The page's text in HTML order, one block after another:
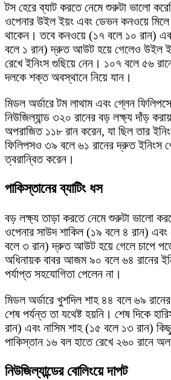
টস হেরে ব্যাট করতে নেমে শুরুটা ভালো
ওপেনার উইল ইয়ং এবং ডেভন কনওয়ে
থাকেন। তবে কনওয়ে (১৭ বলে ১০ রান)
বলে ১ রান) দ্রুত আউট হয়ে গেলেও উইল
রেখে ইনিংস গুছিয়ে নেন। ১০৭ বলে ৫৬
দলকে শক্ত অবস্থানে নিয়ে যান।
মিডল অর্ডারে টম লাথাম এবং গ্লেন
নিউজিল্যান্ড ৩২০ রানের বড় লক্ষ্য দাঁড়
অপরাজিত ১১৮ রান করেন, যা ছিল তার
ফিলিপসও ৩৯ বলে ৬১ রানের দ্রুত ইনিংস
ত্বরান্বিত করেন।
পাকিস্তানের ব্যাটিং ধস
বড় লক্ষ্য তাড়া করতে নেমে শুরুটা ভালো
ওপেনার সাউদ শাকিল (১৯ বলে ৪ রান) এবং
বলে ৩ রান) দ্রুত আউট হয়ে গেলে চাপে
অধিনায়ক বাবর আজম ৯০ বলে ৬৪ রানের
পর্যাপ্ত সহযোগিতা পেলেন না।
মিডল অর্ডারে খুশদিল শাহ ৪৪ বলে ৬৯
শেষ পর্যন্ত তা যথেষ্ট হয়নি। শেষ দিকে
রান) এবং নাসিম শাহ (১৫ বলে ১৩ রান)
পাকিস্তান ১৬ বল হাতে রেখে ২৬০ রানে
নিউজিল্যান্ডের বোলিংয়ে দাপট